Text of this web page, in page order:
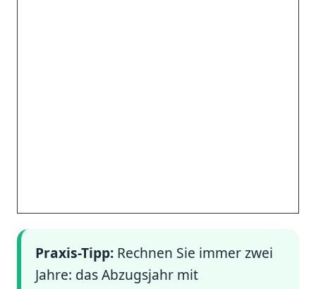
Praxis-Tipp: Rechnen Sie immer zwei
Jahre: das Abzugsjahr mit